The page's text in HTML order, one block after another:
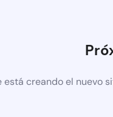
está creando el nuevo